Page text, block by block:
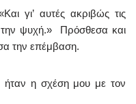
γι’ αυτές ακριβώς τις
την ψυχή.» Πρόσθεσα και
την επέμβαση.
ήταν η σχέση μου με τον